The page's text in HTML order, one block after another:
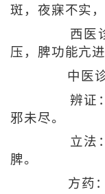
斑，夜寐不实
西医
压，脾功能亢
中医诊
辨证
邪未尽。
立法
脾。
方药：